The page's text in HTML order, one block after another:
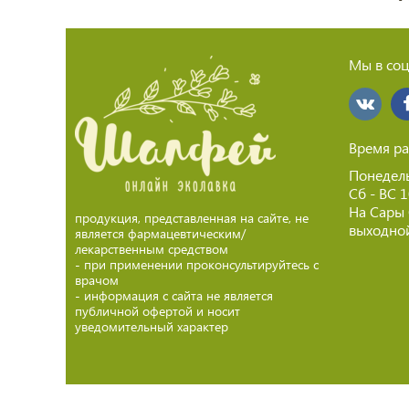
продукция, представленная на сайте, не
является фармацевтическим/
лекарственным средством
- при применении проконсультируйтесь с
врачом
- информация с сайта не является
публичной офертой и носит
уведомительный характер
Мы в
Время
Сб - ВС
На Сары